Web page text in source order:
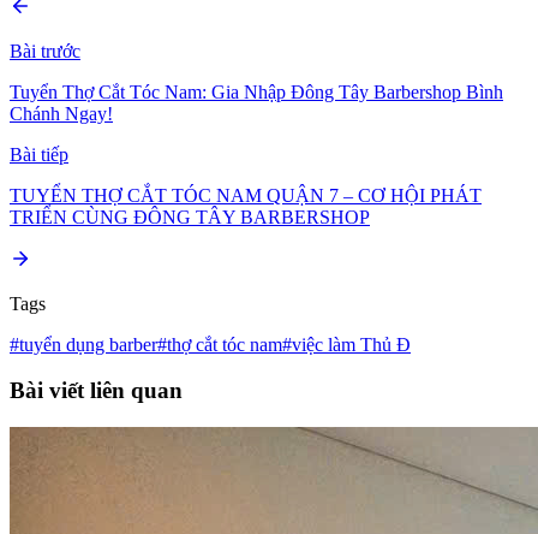
Bài trước
Tuyển Thợ Cắt Tóc Nam: Gia Nhập Đông Tây Barbershop Bình
Chánh Ngay!
Bài tiếp
TUYỂN THỢ CẮT TÓC NAM QUẬN 7 – CƠ HỘI PHÁT
TRIỂN CÙNG ĐÔNG TÂY BARBERSHOP
Tags
#tuyển dụng barber#thợ cắt tóc nam#việc làm Thủ Đ
Bài viết liên quan